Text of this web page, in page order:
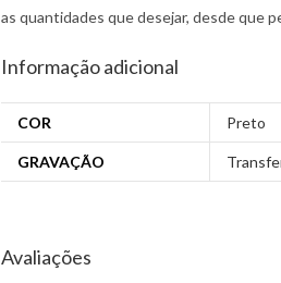
as quantidades que desejar, desde que
Informação adicional
COR Preto
GRAVAÇÃO
Avaliações